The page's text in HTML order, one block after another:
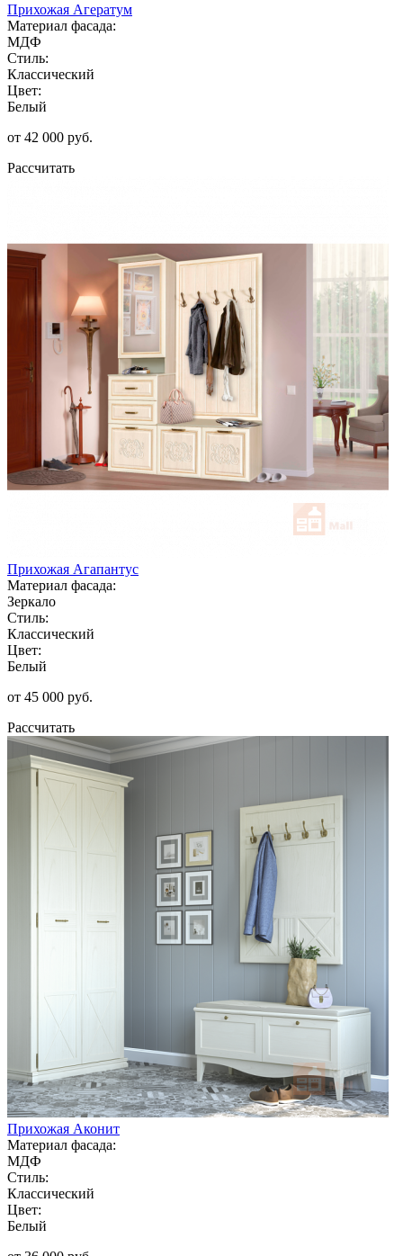
Прихожая Агератум
Материал фасада:
МДФ
Стиль:
Классический
Цвет:
Белый
от 42 000 руб.
Рассчитать
Прихожая Агапантус
Материал фасада:
Зеркало
Стиль:
Классический
Цвет:
Белый
от 45 000 руб.
Рассчитать
Прихожая Аконит
Материал фасада:
МДФ
Стиль:
Классический
Цвет:
Белый